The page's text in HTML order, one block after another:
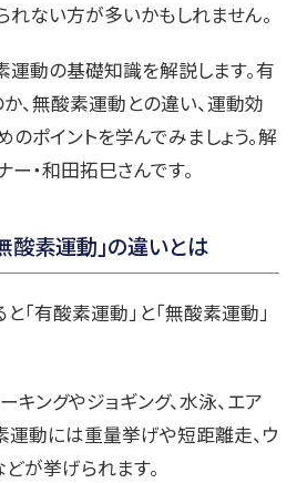
れない方が多いかもしれません。
運動の基礎知識を解説します。有
、無酸素運動との違い、運動効
ポイントを学んでみましょう。解
・和田拓巳さんです。
酸素運動」の違いとは
「有酸素運動」と「無酸素運動」
ングやジョギング、水泳、エア
運動には重量挙げや短距離走、ウ
が挙げられます。